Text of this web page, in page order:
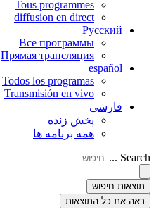
Tous programmes
diffusion en direct
Русский
Все программы
Прямая трансляция
español
Todos los programas
Transmisión en vivo
فارسی
پخش زنده
همه برنامه ها
Search ...
תוצאות חיפוש
ראה את כל התוצאות